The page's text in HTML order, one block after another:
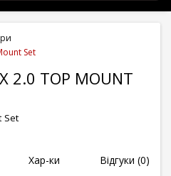
Set
2.0 TOP MOUNT
Set
Хар-ки Відгуки (0)